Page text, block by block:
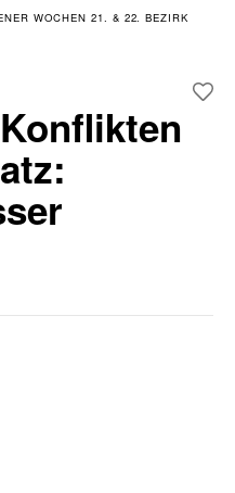
im 21.
Weiterbildung | 16. - 27.
WOCHEN 21. & 22. BEZIRK